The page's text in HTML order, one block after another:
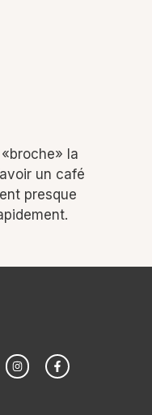
la
un café
presque